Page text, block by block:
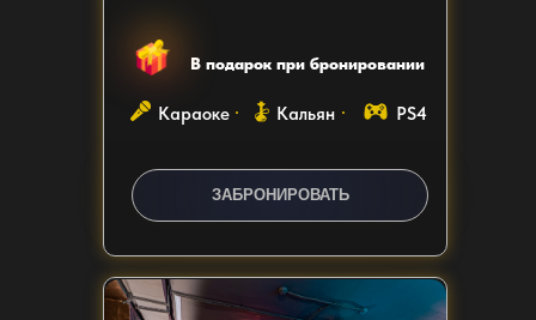
ЗАКАЗАТЬ ЗВОНОК
ЗАБРОНИРОВАТЬ
Караоке Кальян PS4
В подарок при бронировании